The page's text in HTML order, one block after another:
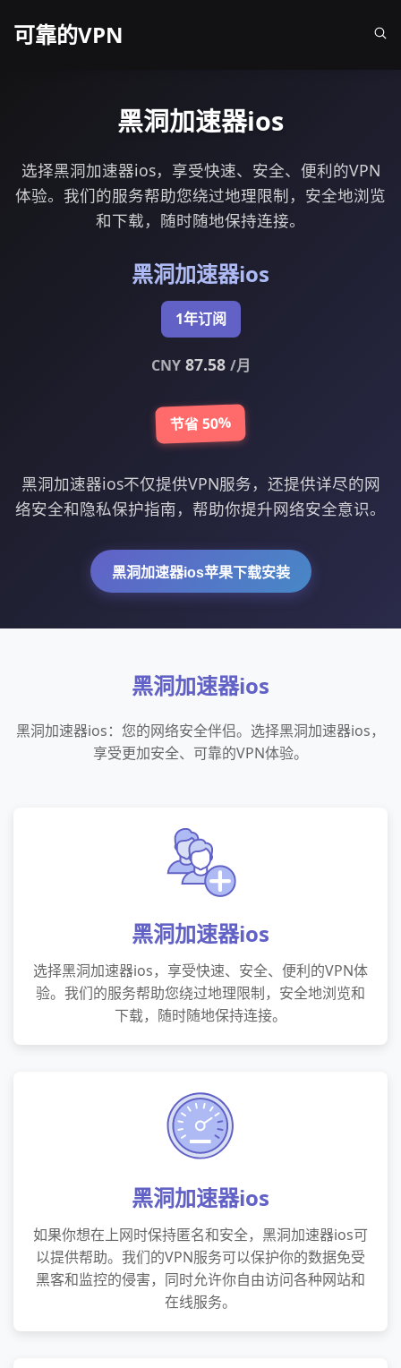
可靠的VPN
黑洞加速器ios
选择黑洞加速器ios，享受快速、安全、便利的VPN
体验。我们的服务帮助您绕过地理限制，安全地浏览
和下载，随时随地保持连接。
黑洞加速器ios
1年订阅
CNY87.58 /月
节省 50%
黑洞加速器ios不仅提供VPN服务，还提供详尽的网
络安全和隐私保护指南，帮助你提升网络安全意识。
黑洞加速器ios苹果下载安装
黑洞加速器ios
黑洞加速器ios：您的网络安全伴侣。选择黑洞加速器ios，
享受更加安全、可靠的VPN体验。
黑洞加速器ios
选择黑洞加速器ios，享受快速、安全、便利的VPN体
验。我们的服务帮助您绕过地理限制，安全地浏览和
下载，随时随地保持连接。
黑洞加速器ios
如果你想在上网时保持匿名和安全，黑洞加速器ios可
以提供帮助。我们的VPN服务可以保护你的数据免受
黑客和监控的侵害，同时允许你自由访问各种网站和
在线服务。